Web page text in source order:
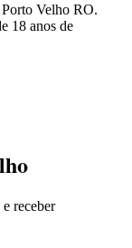
Porto Velho RO.
18 anos de
receber